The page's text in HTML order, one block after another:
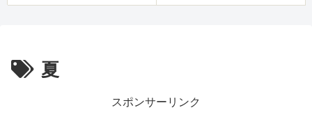
夏
スポンサーリンク